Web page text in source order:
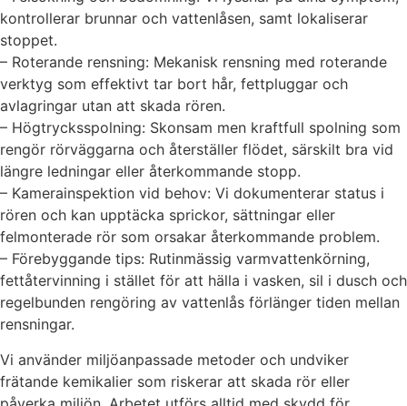
kontrollerar brunnar och vattenlåsen, samt lokaliserar
stoppet.
– Roterande rensning: Mekanisk rensning med roterande
verktyg som effektivt tar bort hår, fettpluggar och
avlagringar utan att skada rören.
– Högtrycksspolning: Skonsam men kraftfull spolning som
rengör rörväggarna och återställer flödet, särskilt bra vid
längre ledningar eller återkommande stopp.
– Kamerainspektion vid behov: Vi dokumenterar status i
rören och kan upptäcka sprickor, sättningar eller
felmonterade rör som orsakar återkommande problem.
– Förebyggande tips: Rutinmässig varmvattenkörning,
fettåtervinning i stället för att hälla i vasken, sil i dusch och
regelbunden rengöring av vattenlås förlänger tiden mellan
rensningar.
Vi använder miljöanpassade metoder och undviker
frätande kemikalier som riskerar att skada rör eller